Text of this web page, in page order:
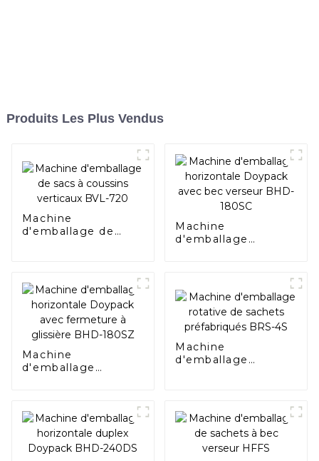
Produits Les Plus Vendus
Machine
d'emballage de
Machine
d'emballage
verseur BHD-180SC
Machine
d'emballage
glissière BHD-
180SZ
Machine
d'emballage